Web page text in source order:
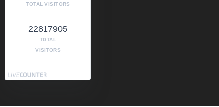
TOTAL VISITORS
22817905
TOTAL
VISITORS